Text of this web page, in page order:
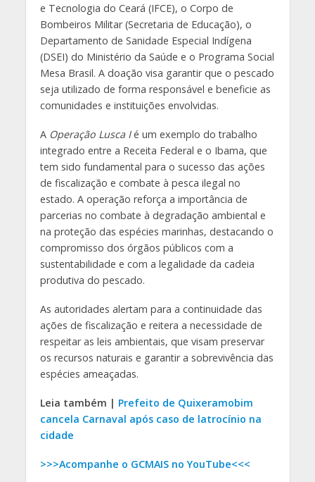
e Tecnologia do Ceará (IFCE), o Corpo de
Bombeiros Militar (Secretaria de Educação), o
Departamento de Sanidade Especial Indígena
(DSEI) do Ministério da Saúde e o Programa Social
Mesa Brasil. A doação visa garantir que o pescado
seja utilizado de forma responsável e beneficie as
comunidades e instituições envolvidas.
A Operação Lusca Ié um exemplo do trabalho
integrado entre a Receita Federal e o Ibama, que
tem sido fundamental para o sucesso das ações
de fiscalização e combate à pesca ilegal no
estado. A operação reforça a importância de
parcerias no combate à degradação ambiental e
na proteção das espécies marinhas, destacando o
compromisso dos órgãos públicos com a
sustentabilidade e com a legalidade da cadeia
produtiva do pescado.
As autoridades alertam para a continuidade das
ações de fiscalização e reitera a necessidade de
respeitar as leis ambientais, que visam preservar
os recursos naturais e garantir a sobrevivência das
espécies ameaçadas.
Leia também | Prefeito de Quixeramobim
cancela Carnaval após caso de latrocínio na
cidade
>>>Acompanhe o GCMAIS no YouTube<<<